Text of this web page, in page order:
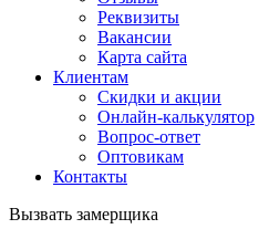
Реквизиты
Вакансии
Карта сайта
Клиентам
Скидки и акции
Онлайн-калькулятор
Вопрос-ответ
Оптовикам
Контакты
Вызвать замерщика